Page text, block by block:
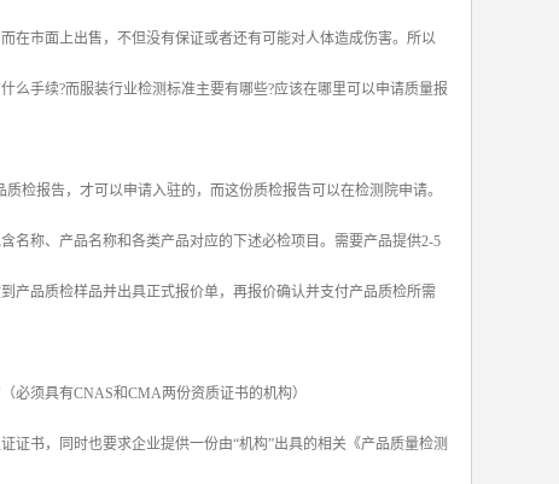
在市面上出售，不但没有保证或者还有可能对人体造成伤害。所以
么手续?而服装行业检测标准主要有哪些?应该在哪里可以申请质量报
检报告，才可以申请入驻的，而这份质检报告可以在检测院申请。
名称、产品名称和各类产品对应的下述必检项目。需要产品提供2-5
产品质检样品并出具正式报价单，再报价确认并支付产品质检所需
必须具有CNAS和CMA两份资质证书的机构）
书，同时也要求企业提供一份由“机构”出具的相关《产品质量检测